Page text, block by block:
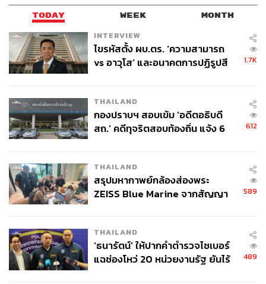
TODAY WEEK MONTH
INTERVIEW
ไขรหัสตั้ง ผบ.ตร. ‘ความสามารถ
vs อาวุโส’ และอนาคตการปฏิรูปสี
1.7K
THAILAND
กองปราบฯ สอบเข้ม ‘อดีตอธิบดี
สถ.’ คดีทุจริตสอบท้องถิ่น แจ้ง 6
612
THAILAND
สรุปมหากาพย์กล้องส่องพระ
ZEISS Blue Marine จากสัญญา
จ่ายหนี้-แอบระบุแบรนด์
589
THAILAND
‘ธนารัตน์’ ให้ปากคำตำรวจไซเบอร์
แฉช่องโหว่ 20 หน่วยงานรัฐ ยันไร้
489